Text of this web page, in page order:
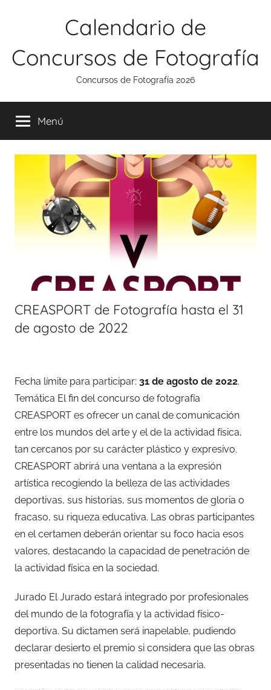
Calendario de
Concursos de Fotografía
Concursos de Fotografía 2026
Menú
CREASPORT de Fotografía hasta el 31
de agosto de 2022
Fecha límite para participar: 31 de agosto de 2022.
Temática El fin del concurso de fotografía
CREASPORT es ofrecer un canal de comunicación
entre los mundos del arte y el de la actividad física,
tan cercanos por su carácter plástico y expresivo.
CREASPORT abrirá una ventana a la expresión
artística recogiendo la belleza de las actividades
deportivas, sus historias, sus momentos de gloria o
fracaso, su riqueza educativa. Las obras participantes
en el certamen deberán orientar su foco hacia esos
valores, destacando la capacidad de penetración de
la actividad física en la sociedad.
Jurado El Jurado estará integrado por profesionales
del mundo de la fotografía y la actividad físico-
deportiva. Su dictamen será inapelable, pudiendo
declarar desierto el premio si considera que las obras
presentadas no tienen la calidad necesaria.